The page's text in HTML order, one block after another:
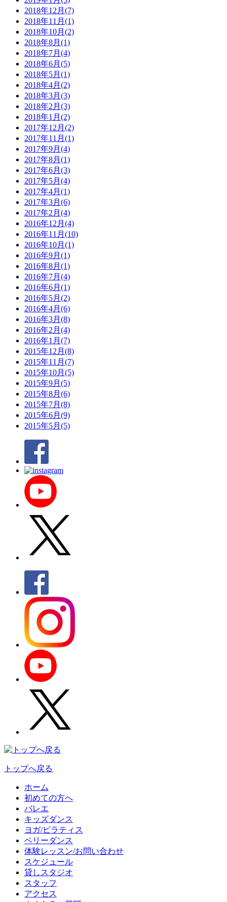
2018年12月(7)
2018年11月(1)
2018年10月(2)
2018年8月(1)
2018年7月(4)
2018年6月(5)
2018年5月(1)
2018年4月(2)
2018年3月(3)
2018年2月(3)
2018年1月(2)
2017年12月(2)
2017年11月(1)
2017年9月(4)
2017年8月(1)
2017年6月(3)
2017年5月(4)
2017年4月(1)
2017年3月(6)
2017年2月(4)
2016年12月(4)
2016年11月(10)
2016年10月(1)
2016年9月(1)
2016年8月(1)
2016年7月(4)
2016年6月(1)
2016年5月(2)
2016年4月(6)
2016年3月(8)
2016年2月(4)
2016年1月(7)
2015年12月(8)
2015年11月(7)
2015年10月(5)
2015年9月(5)
2015年8月(6)
2015年7月(8)
2015年6月(9)
2015年5月(5)
トップへ戻る
ホーム
初めての方へ
バレエ
キッズダンス
ヨガ/ピラティス
ベリーダンス
体験レッスン/お問い合わせ
スケジュール
貸しスタジオ
スタッフ
アクセス